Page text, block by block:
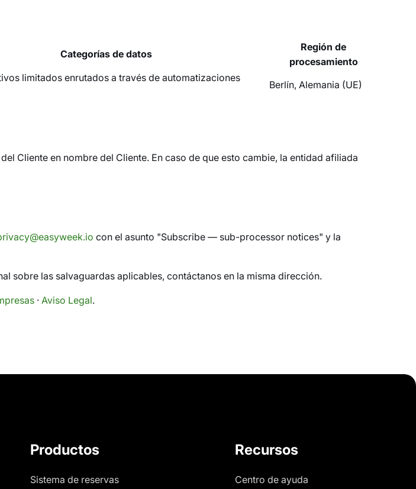
Categorías de datos
Región de
procesamiento
limitados enrutados a través de automatizaciones
Berlín, Alemania (UE)
Cliente en nombre del Cliente. En caso de que esto cambie, la entidad afiliada
con el asunto "Subscribe — sub-processor notices" y la
sobre las salvaguardas aplicables, contáctanos en la misma dirección.
· Aviso Legal.
Productos
Sistema de reservas
Recursos
Centro de ayuda